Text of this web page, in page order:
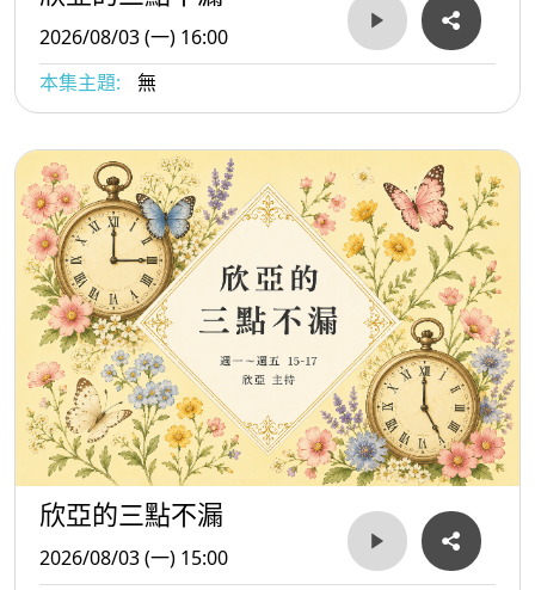
2026/08/03 (一) 16:00
本集主題:
無
欣亞的三點不漏
2026/08/03 (一) 15:00